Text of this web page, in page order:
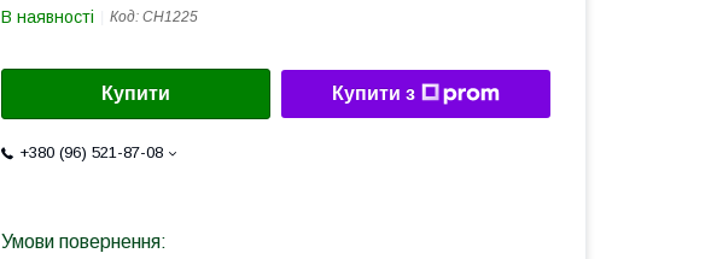
В наявності Код: CH1225
Купити Купити з
+380 (96) 521-87-08